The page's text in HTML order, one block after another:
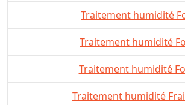
Traitement humidité
Traitement humidité
Traitement humidité
Traitement humidité